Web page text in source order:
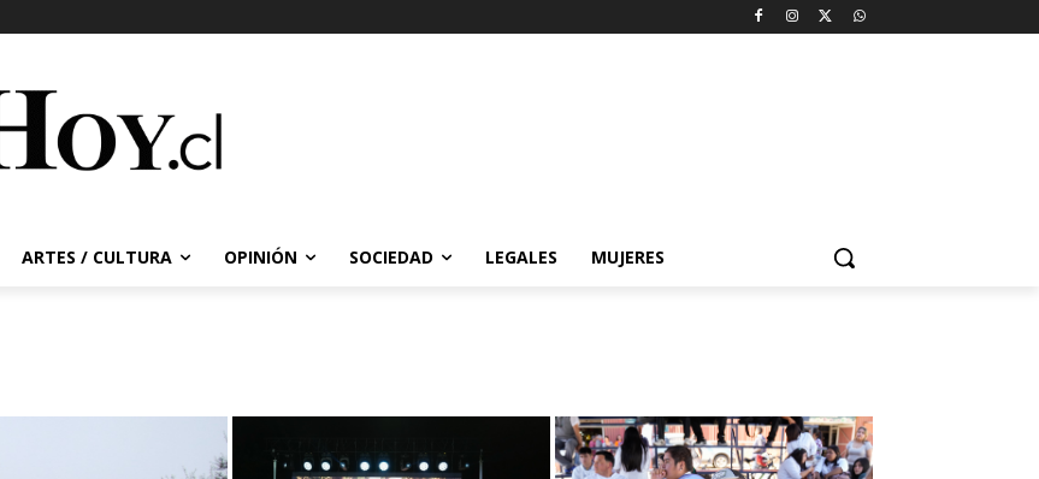
ARTES / CULTURA OPINIÓN SOCIEDAD LEGALES MUJERES